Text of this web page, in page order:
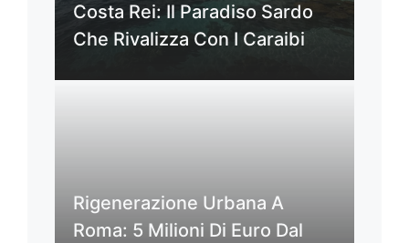
Costa Rei: Il Paradiso Sardo
Che Rivalizza Con I Caraibi
Rigenerazione Urbana A
Roma: 5 Milioni Di Euro Dal